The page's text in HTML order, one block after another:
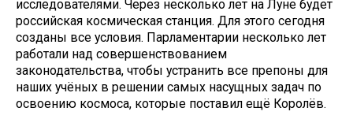
исследователями. Через несколько лет на Луне будет
российская космическая станция. Для этого сегодня
созданы все условия. Парламентарии несколько лет
работали над совершенствованием
законодательства, чтобы устранить все препоны для
наших учёных в решении самых насущных задач по
освоению космоса, которые поставил ещё Королёв.